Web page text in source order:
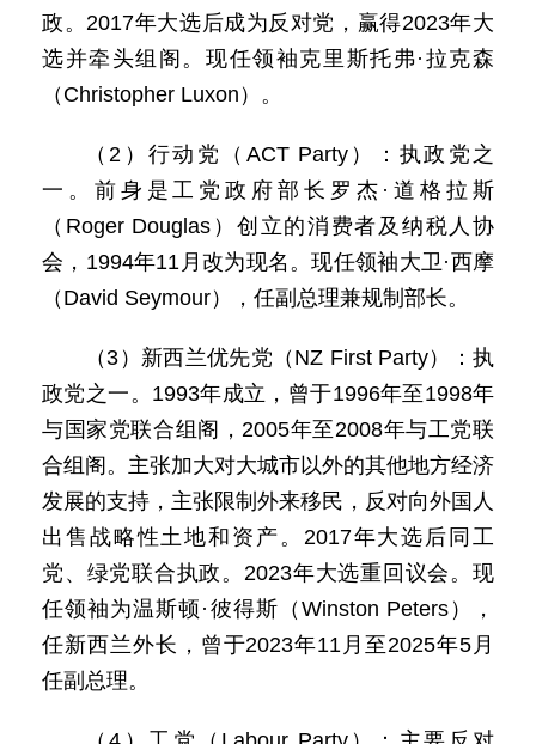
政。2017年大选后成为反对党，赢得2023年大
选并牵头组阁。现任领袖克里斯托弗·拉克森
（Christopher Luxon）。
（2）行动党（ACT Party）：执政党之
一。前身是工党政府部长罗杰·道格拉斯
（Roger Douglas）创立的消费者及纳税人协
会，1994年11月改为现名。现任领袖大卫·西摩
（David Seymour），任副总理兼规制部长。
（3）新西兰优先党（NZ First Party）：执
政党之一。1993年成立，曾于1996年至1998年
与国家党联合组阁，2005年至2008年与工党联
合组阁。主张加大对大城市以外的其他地方经济
发展的支持，主张限制外来移民，反对向外国人
出售战略性土地和资产。2017年大选后同工
党、绿党联合执政。2023年大选重回议会。现
任领袖为温斯顿·彼得斯（Winston Peters），
任新西兰外长，曾于2023年11月至2025年5月
任副总理。